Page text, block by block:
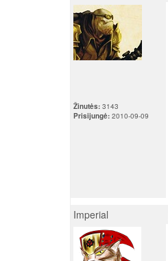
Žinutės: 3143
Prisijungė: 2010-09-09
Imperial